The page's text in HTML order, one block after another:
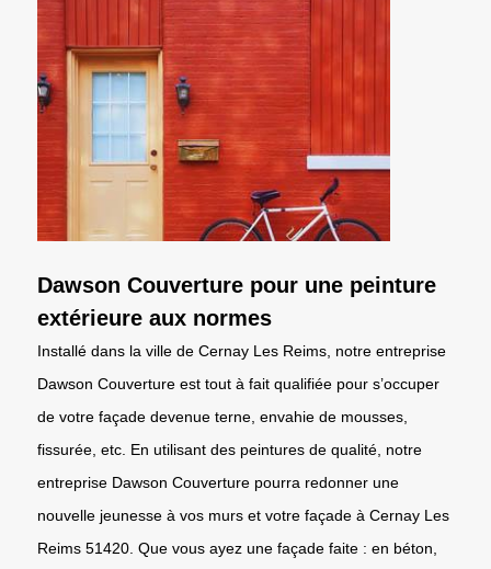
Dawson Couverture pour une peinture
extérieure aux normes
Installé dans la ville de Cernay Les Reims, notre entreprise
Dawson Couverture est tout à fait qualifiée pour s’occuper
de votre façade devenue terne, envahie de mousses,
fissurée, etc. En utilisant des peintures de qualité, notre
entreprise Dawson Couverture pourra redonner une
nouvelle jeunesse à vos murs et votre façade à Cernay Les
Reims 51420. Que vous ayez une façade faite : en béton,